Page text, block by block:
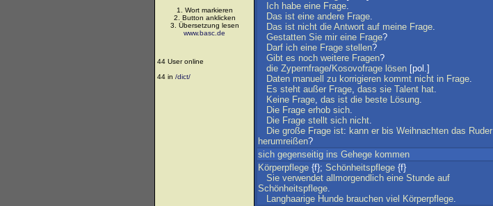
1. Wort markieren
2. Button anklicken
3. Übersetzung lesen
www.basc.de
44 User online
44 in /dict/
Ich habe eine Frage.
Das ist eine andere Frage.
Das ist nicht die Antwort auf meine Frage.
Gestatten Sie mir eine Frage?
Darf ich eine Frage stellen?
Gibt es noch weitere Fragen?
die Zypernfrage/Kosovofrage lösen [pol.]
Daten manuell zu korrigieren kommt nicht in Frage.
Es steht außer Frage, dass sie Talent hat.
Keine Frage, das ist die beste Lösung.
Die Frage erhob sich.
Die Frage stellt sich nicht.
Die große Frage ist: kann er bis Weihnachten das Ruder
herumreißen?
sich gegenseitig ins Gehege kommen
Körperpflege {f}; Schönheitspflege {f}
Sie verwendet allmorgendlich eine Stunde auf
Schönheitspflege.
Langhaarige Hunde brauchen viel Körperpflege.